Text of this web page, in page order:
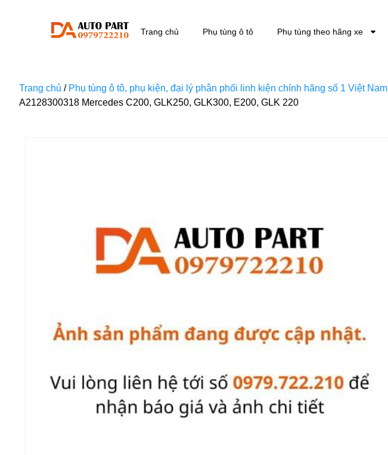
Trang chủ Phụ tùng ô tô Phụ tùng theo hãng xe
Trang chủ / Phụ tùng ô tô, phụ kiện, đại lý phân phối linh kiện chính hãng số 1 Việt Nam
A2128300318 Mercedes C200, GLK250, GLK300, E200, GLK 220